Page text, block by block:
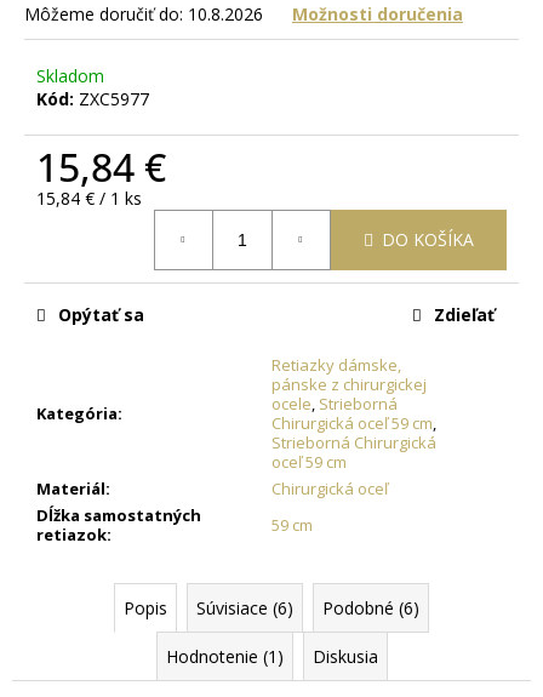
Môžeme doručiť do: 10.8.2026 Možnosti doručenia
Skladom
Kód: ZXC5977
15,84 €
Jednotková
15,84 € / 1 ks
DO KOŠÍKA
Kategória:
Retiazky dámske,
pánske z chirurgickej
ocele Strieborná
Chirurgická oceľ 59 cm
Strieborná Chirurgická
oceľ 59 cm
Materiál:
Chirurgická oceľ
Dĺžka samostatných
retiazok: 59 cm
Opýtať sa Zdieľať
Popis Súvisiace (6) Podobné (6)
Hodnotenie (1) Diskusia
o
r
ú
m
S
PRÍVESKOM
TOMTO
MÔŽETE
ZVOLIŤ
DĹŽKU
RETIAZKY